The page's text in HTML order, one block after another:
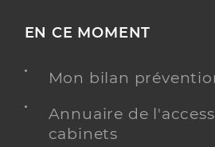
EN CE MOMENT
Mon bilan
Annuaire de
cabinets